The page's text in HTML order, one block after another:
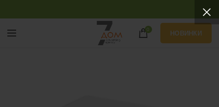
0 НОВИНКИ